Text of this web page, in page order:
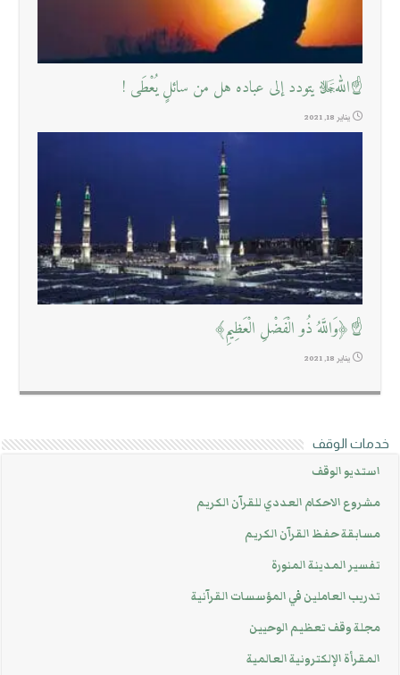
☝اللهﷻ يتودد إلى عباده هل من سائلٍ يُعْطَى !
يناير 18, 2021
☝﴿وَاللَّهُ ذُو الْفَضْلِ الْعَظِيمِ﴾
يناير 18, 2021
خدمات الوقف
استديو الوقف
مشروع الاحكام العددي للقرآن الكريم
مسابقة حفظ القرآن الكريم
تفسير المدينة المنورة
تدريب العاملين في المؤسسات القرآنية
مجلة وقف تعظيم الوحيين
المقرأة الإلكترونية العالمية